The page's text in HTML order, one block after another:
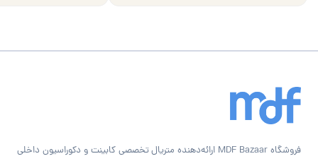
فروشگاه MDF Bazaar ارائه‌دهنده متریال تخصصی کابینت و دکوراسیون داخلی